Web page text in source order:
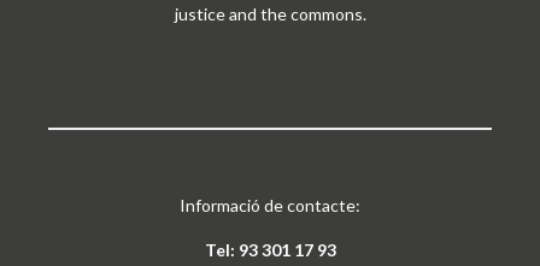
justice and the commons.
Informació de contacte:
Tel: 93 301 17 93